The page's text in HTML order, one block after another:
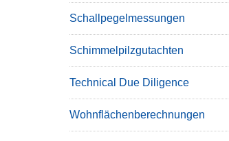
Schallpegelmessungen
Schimmelpilzgutachten
Technical Due Diligence
Wohnflächenberechnungen